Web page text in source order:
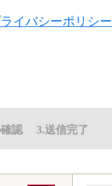
イバシーポリシー
認 送信完了